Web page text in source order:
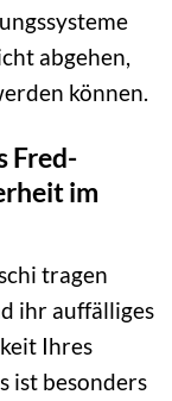
abgehen,
können.
Fred-
im
tragen
ihr auffälliges
Ihres
ist besonders